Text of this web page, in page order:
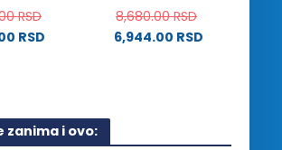
proizvoda.
RSD
RSD
više
varijanti.
8,680.00RSD
6,944.00 RSD
zanima i ovo: